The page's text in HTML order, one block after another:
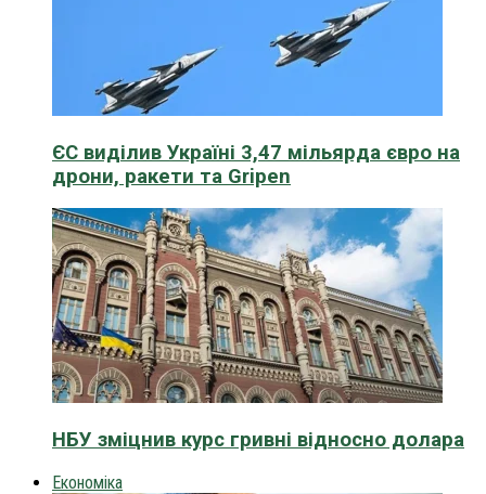
ЄС виділив Україні 3,47 мільярда євро на
дрони, ракети та Gripen
НБУ зміцнив курс гривні відносно долара
Економіка